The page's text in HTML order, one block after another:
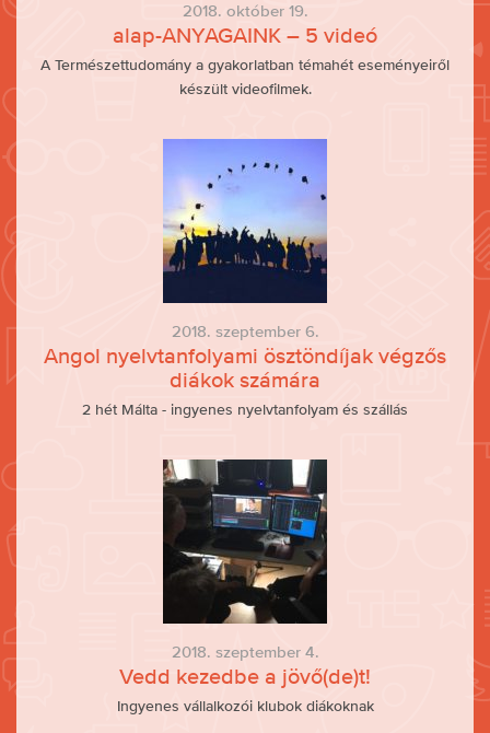
2018. október 19.
alap-ANYAGAINK – 5 videó
A Természettudomány a gyakorlatban témahét eseményeiről
készült videofilmek.
2018. szeptember 6.
Angol nyelvtanfolyami ösztöndíjak végzős
diákok számára
2 hét Málta - ingyenes nyelvtanfolyam és szállás
2018. szeptember 4.
Vedd kezedbe a jövő(de)t!
Ingyenes vállalkozói klubok diákoknak